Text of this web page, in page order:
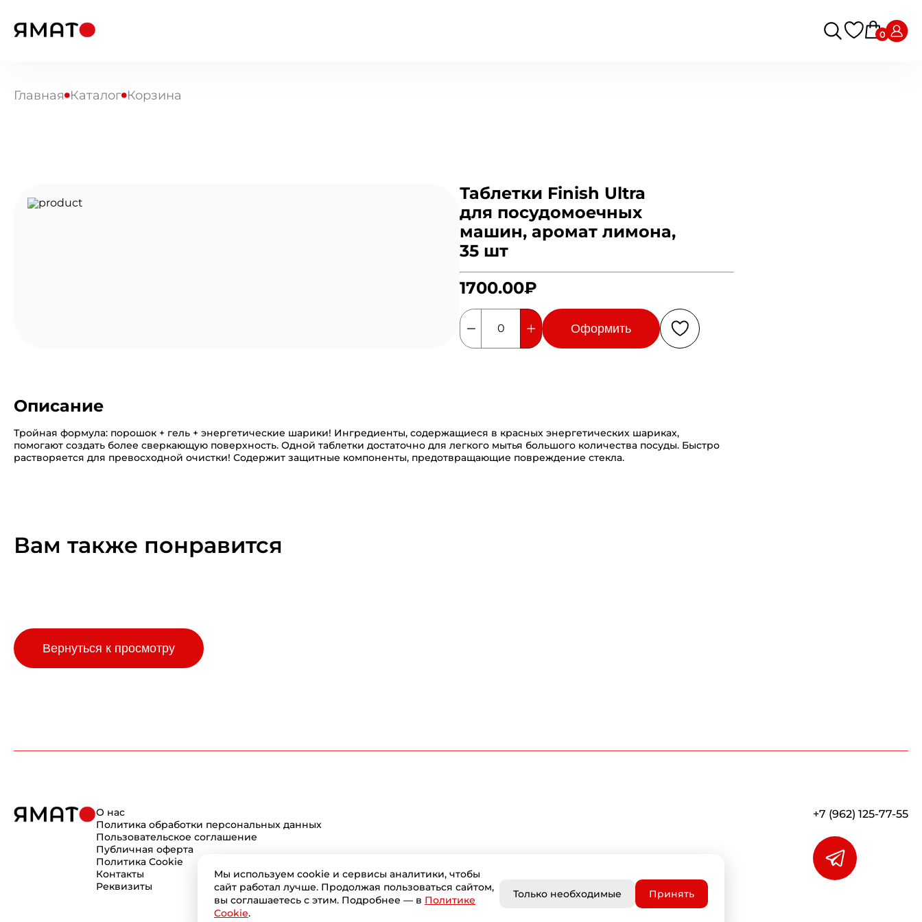
0
Главная Каталог Корзина
Таблетки Finish Ultra
для посудомоечных
машин, аромат лимона,
35 шт
1700.00₽
0 Оформить
Описание
Тройная формула: порошок + гель + энергетические шарики! Ингредиенты, содержащиеся в красных энергетических шариках,
помогают создать более сверкающую поверхность. Одной таблетки достаточно для легкого мытья большого количества посуды. Быстро
растворяется для превосходной очистки! Содержит защитные компоненты, предотвращающие повреждение стекла.
Вам также понравится
Вернуться к просмотру
О нас
Политика обработки персональных данных
Пользовательское соглашение
Публичная оферта
Политика Cookie
Контакты
Реквизиты
+7 (962) 125-77-55
Мы используем cookie и сервисы аналитики, чтобы
сайт работал лучше. Продолжая пользоваться сайтом,
вы соглашаетесь с этим. Подробнее — в Политике
Cookie.
Только необходимые Принять